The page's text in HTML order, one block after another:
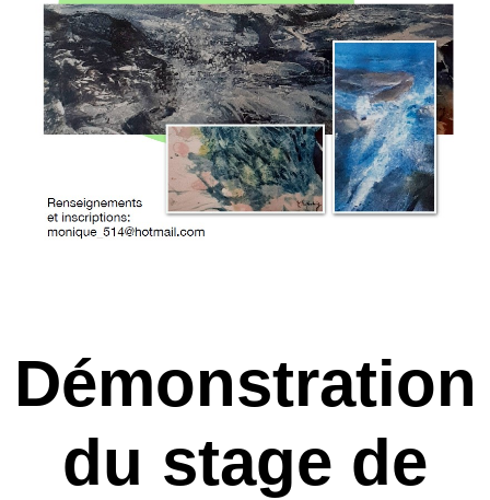
Démonstration
du stage de